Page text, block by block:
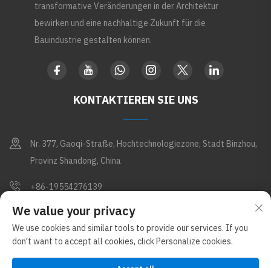
transformative Veränderungen in der Architektur
bewirken und eine nachhaltige Zukunft für die
Bauindustrie gestalten können.
KONTAKTIEREN SIE UNS
Nr. 377, Gaoqi-Straße, Hochtechnologiezone, Stadt Binzhou,
Provinz Shandong, China
+86-19554276139
[email protected]
Copyright © Shandong Apex Metal Products Co., Ltd. Alle Rechte
We value your privacy
We use cookies and similar tools to provide our services. If you
don't want to accept all cookies, click Personalize cookies.